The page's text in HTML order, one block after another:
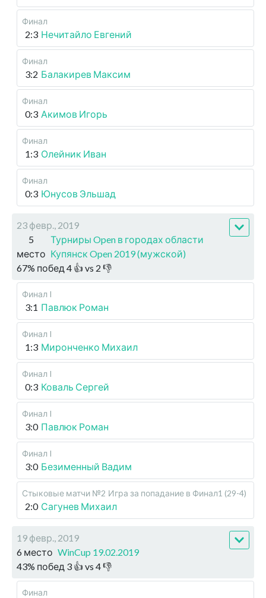
Финал
2:3 Нечитайло Евгений
Финал
3:2 Балакирев Максим
Финал
0:3 Акимов Игорь
Финал
1:3 Олейник Иван
Финал
0:3 Юнусов Эльшад
23 февр., 2019
5
место
Турниры Open в городах области
Купянск Open 2019 (мужской)
67% побед 4 👍 vs 2 👎
Финал I
3:1 Павлюк Роман
Финал I
1:3 Миронченко Михаил
Финал I
0:3 Коваль Сергей
Финал I
3:0 Павлюк Роман
Финал I
3:0 Безименный Вадим
Стыковые матчи №2 Игра за попадание в Финал1 (29-4)
2:0 Сагунев Михаил
19 февр., 2019
6 место WinCup 19.02.2019
43% побед 3 👍 vs 4👎
Финал